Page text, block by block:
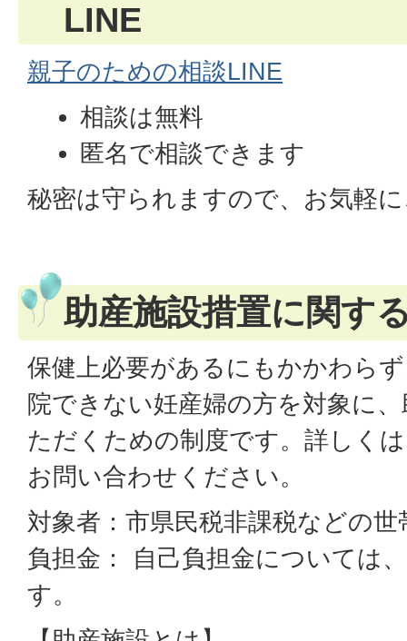
LINE
親子のための相談LINE
相談は無料
匿名で相談できます
秘密は守られますので、お気軽
助産施設措置に関す
保健上必要があるにもかかわら
院できない妊産婦の方を対象に
ただくための制度です。詳しく
お問い合わせください。
対象者：市県民税非課税などの
負担金： 自己負担金については
す。